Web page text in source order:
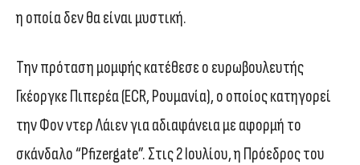
η οποία δεν θα είναι μυστική.
Την πρόταση μομφής κατέθεσε ο ευρωβουλευτής
Γκέοργκε Πιπερέα (ECR, Ρουμανία), ο οποίος κατηγορεί
την Φον ντερ Λάιεν για αδιαφάνεια με αφορμή το
σκάνδαλο “Pfizergate”. Στις 2 Ιουλίου, η Πρόεδρος του